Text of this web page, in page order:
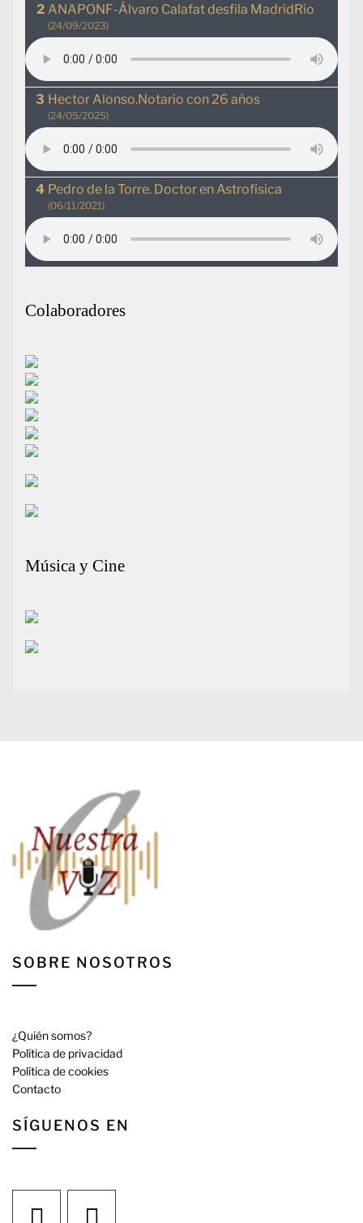
ANAPONF-Álvaro Calafat desfila MadridRio
(24/09/2023)
Hector Alonso.Notario con 26 años
(24/05/2025)
Pedro de la Torre. Doctor en Astrofísica
(06/11/2021)
Colaboradores
Música y Cine
SOBRE NOSOTROS
¿Quién somos?
Política de privacidad
Política de cookies
Contacto
SÍGUENOS EN